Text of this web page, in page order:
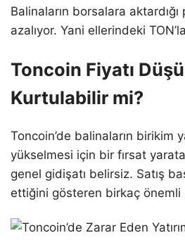
Balinaların borsalara aktardığı
azalıyor. Yani ellerindeki
Toncoin Fiyatı
Kurtulabilir mi?
Toncoin’de balinaların birikim
yükselmesi için bir fırsat
genel gidişatı belirsiz. Satış
ettiğini gösteren birkaç önemli